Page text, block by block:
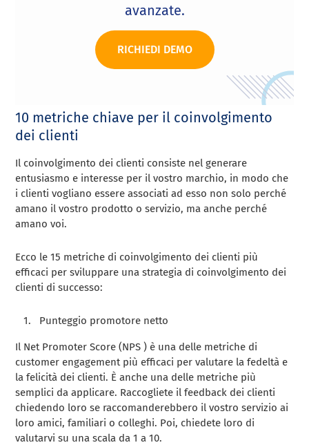
avanzate.
RICHIEDI DEMO
10 metriche chiave per il coinvolgimento
dei clienti
Il coinvolgimento dei clienti consiste nel generare
entusiasmo e interesse per il vostro marchio, in modo che
i clienti vogliano essere associati ad esso non solo perché
amano il vostro prodotto o servizio, ma anche perché
amano voi.
Ecco le 15 metriche di coinvolgimento dei clienti più
efficaci per sviluppare una strategia di coinvolgimento dei
clienti di successo:
Punteggio promotore netto
Il Net Promoter Score (NPS ) è una delle metriche di
customer engagement più efficaci per valutare la fedeltà e
la felicità dei clienti. È anche una delle metriche più
semplici da applicare. Raccogliete il feedback dei clienti
chiedendo loro se raccomanderebbero il vostro servizio ai
loro amici, familiari o colleghi. Poi, chiedete loro di
valutarvi su una scala da 1 a 10.